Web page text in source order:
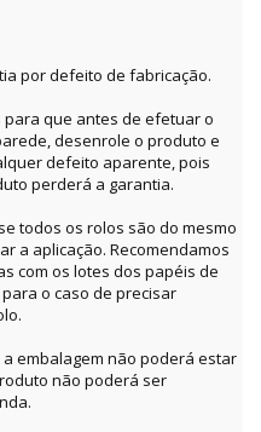
por defeito de fabricação.
para que antes de efetuar o
desenrole o produto e
defeito aparente, pois
perderá a garantia.
todos os rolos são do mesmo
a aplicação. Recomendamos
com os lotes dos papéis de
o caso de precisar
embalagem não poderá estar
não poderá ser